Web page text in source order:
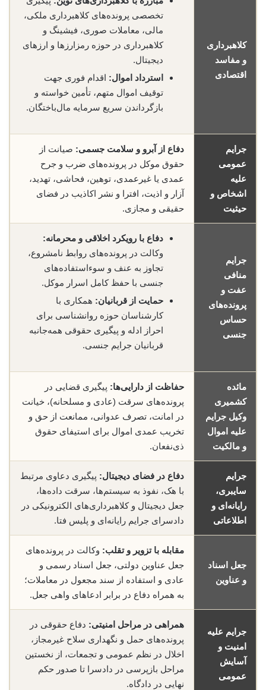
کلاهبرداری
و مفاسد
اقتصادی
تخصصی پرونده‌های کلاهبرداری ملکی،
مالی، معاملات صوری، فیشینگ و
کلاهبرداری در حوزه رمز‌ارزها و ارزهای
دیجیتال.
استرداد اموال: اقدام فوری جهت
توقیف اموال متهم، تأمین خواسته و
بازگرداندن سریع سرمایه مال‌باختگان.
جرایم
عمومی
علیه
اشخاص و
حیثیت
دفاع از آبرو و سلامت جسمی: صیانت از
حقوق موکل در پرونده‌های ضرب و جرح
عمدی یا غیرعمدی، توهین، فحاشی، تهدید،
آزار و اذیت، افترا و نشر اکاذیب در فضای
حقیقی و مجازی.
جرایم
منافی
عفت و
پرونده‌های
حساس
جنسی
دفاع با رویکرد اخلاقی و محرمانه:
وکالت در پرونده‌های روابط نامشروع،
تجاوز به عنف و سوءاستفاده‌های
جنسی با حفظ کامل اسرار موکل.
حمایت از قربانیان: همکاری با
کارشناسان حوزه روانشناسی برای
احراز ادله و پیگیری حقوقی همه‌جانبه
قربانیان جرایم جنسی.
مائده
کشمیری
وکیل جرایم
علیه اموال
و مالکیت
حفاظت از دارایی‌ها: پیگیری قضایی در
پرونده‌های سرقت (عادی و مسلحانه)، خیانت
در امانت، تصرف عدوانی، ممانعت از حق و
تخریب عمدی اموال برای استیفای حقوق
ذی‌نفعان.
جرایم
سایبری،
رایانه‌ای و
اطلاعاتی
دفاع در فضای دیجیتال: پیگیری دعاوی مرتبط
با هک، نفوذ به سیستم‌ها، سرقت داده‌ها،
جعل دیجیتال و کلاهبرداری‌های الکترونیکی در
دادسرای جرایم رایانه‌ای و پلیس فتا.
جعل اسناد
و عناوین
مقابله با تزویر و تقلب: وکالت در پرونده‌های
جعل عناوین دولتی، جعل اسناد رسمی و
عادی و استفاده از سند مجعول در معاملات؛
به همراه دفاع در برابر ادعاهای واهی جعل.
جرایم علیه
امنیت و
آسایش
عمومی
همراهی در مراحل امنیتی: دفاع حقوقی در
پرونده‌های حمل و نگهداری سلاح غیرمجاز،
اخلال در نظم عمومی و تجمعات، از نخستین
مراحل بازپرسی در دادسرا تا صدور حکم
نهایی در دادگاه.